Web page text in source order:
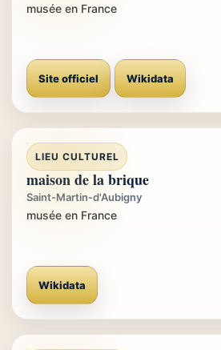
musée en France
Site officiel Wikidata
LIEU CULTUREL
maison de la brique
Saint-Martin-d'Aubigny
musée en France
Wikidata